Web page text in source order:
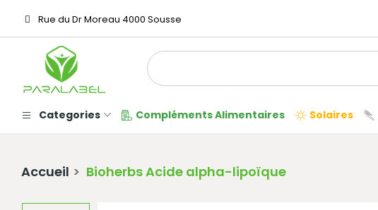
Rue du Dr Moreau 4000 Sousse
Categories Compléments Alimentaires Solaires
Accueil Bioherbs Acide alpha-lipoïque